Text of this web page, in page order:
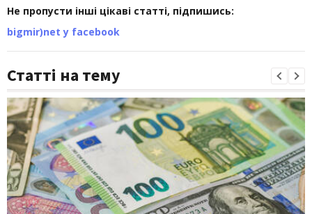
Не пропусти інші цікаві статті, підпишись:
bigmir)net у facebook
Статті на тему